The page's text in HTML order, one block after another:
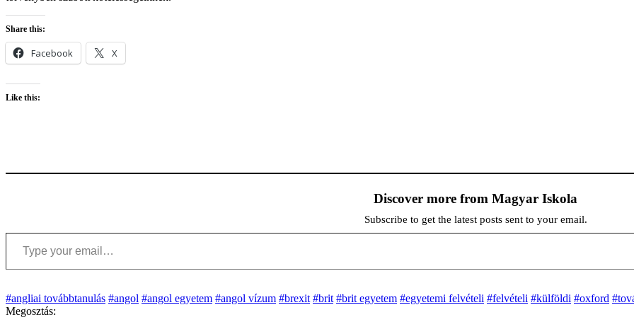
Share this:
Facebook X
Like this:
Discover more from Magyar Iskola
Subscribe to get the latest posts sent to your email.
Type your email…
#angliai továbbtanulás #angol #angol egyetem #angol vízum #brexit #brit #brit egyetem #egyetemi felvételi #felvételi #külföldi #oxford
Megosztás: